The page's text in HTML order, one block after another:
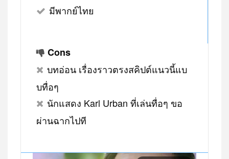
มีพากย์ไทย
Cons
บทอ่อน เรื่องราวตรงสคิปต์แนวนี้แบ
บทื่อๆ
นักแสดง Karl Urban ที่เล่นทื่อๆ ขอ
ผ่านฉากไปที